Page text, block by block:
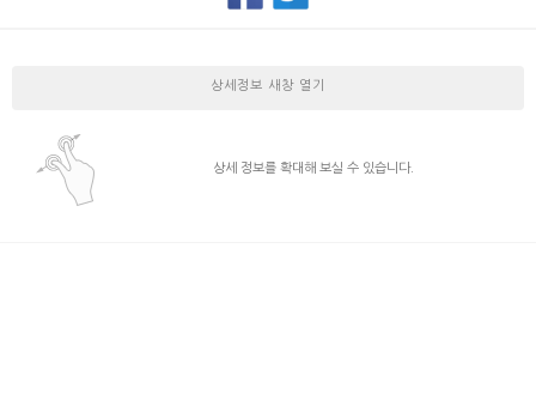
상세정보 새창 열기
상세 정보를 확대해 보실 수 있습니다.